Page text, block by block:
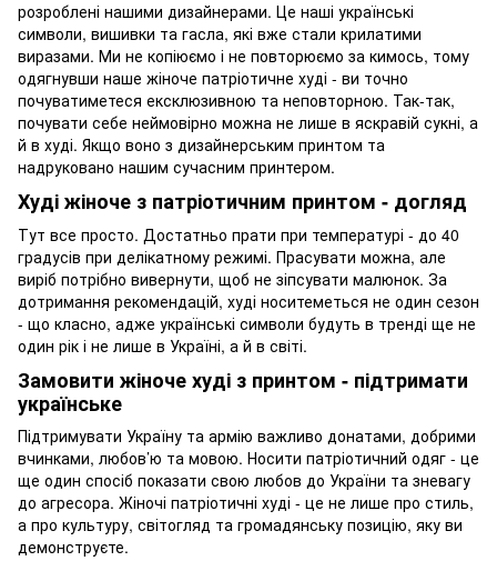
розроблені нашими дизайнерами. Це наші українські
символи, вишивки та гасла, які вже стали крилатими
виразами. Ми не копіюємо і не повторюємо за кимось, тому
одягнувши наше жіноче патріотичне худі - ви точно
почуватиметеся ексклюзивною та неповторною. Так-так,
почувати себе неймовірно можна не лише в яскравій сукні, а
й в худі. Якщо воно з дизайнерським принтом та
надруковано нашим сучасним принтером.
Худі жіноче з патріотичним принтом - догляд
Тут все просто. Достатньо прати при температурі - до 40
градусів при делікатному режимі. Прасувати можна, але
виріб потрібно вивернути, щоб не зіпсувати малюнок. За
дотримання рекомендацій, худі носитеметься не один сезон
- що класно, адже українські символи будуть в тренді ще не
один рік і не лише в Україні, а й в світі.
Замовити жіноче худі з принтом - підтримати
українське
Підтримувати Україну та армію важливо донатами, добрими
вчинками, любов’ю та мовою. Носити патріотичний одяг - це
ще один спосіб показати свою любов до України та зневагу
до агресора. Жіночі патріотичні худі - це не лише про стиль,
а про культуру, світогляд та громадянську позицію, яку ви
демонструєте.